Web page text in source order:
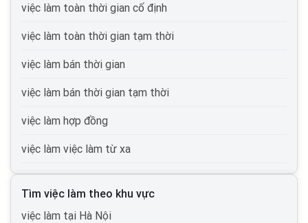
việc làm Môi trường, xử lý chất thải
việc làm Thiết kế, mỹ thuật
việc làm Nhân sự
việc làm Xây dựng
việc làm Ngân hàng, chứng khoán, đầu tư
việc làm Sản xuất, vận hành sản xuất
việc làm In ấn, xuất bản
việc làm toàn thời gian cố định
việc làm toàn thời gian tạm thời
việc làm bán thời gian
việc làm bán thời gian tạm thời
việc làm hợp đồng
việc làm việc làm từ xa
Tìm việc làm theo khu vực
việc làm tại Hà Nội